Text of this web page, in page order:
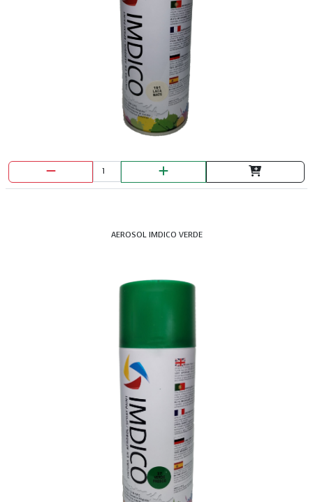
AEROSOL IMDICO VERDE